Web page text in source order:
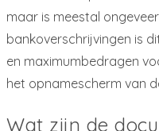
maar is meestal
bankoverschrijvingen is
en maximumbedragen
het opnamescherm van
Wat zijn de